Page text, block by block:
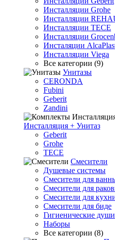
Инсталляции Grohe
Инсталляции
Инсталляции TECE
Инсталляции
Инсталяции
Инсталляции Viega
Все категории (9)
Унитазы
CERONDA
Fubini
Geberit
Zandini
Инсталляция + Унитаз
Geberit
Grohe
TECE
Смесители
Душевые системы
Смесители для
Смесители для
Смесители для
Смесители для биде
Гигиенические души
Наборы
Все категории (8)